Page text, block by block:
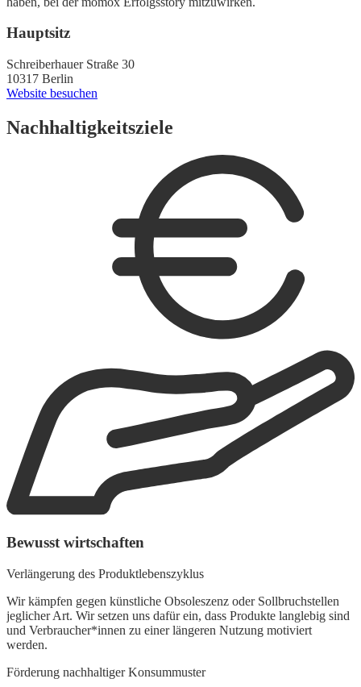
Hauptsitz
Schreiberhauer Straße 30
10317 Berlin
Website besuchen
Nachhaltigkeitsziele
Bewusst wirtschaften
Verlängerung des Produktlebenszyklus
Wir kämpfen gegen künstliche Obsoleszenz oder Sollbruchstellen
jeglicher Art. Wir setzen uns dafür ein, dass Produkte langlebig sind
und Verbraucher*innen zu einer längeren Nutzung motiviert
werden.
Förderung nachhaltiger Konsummuster